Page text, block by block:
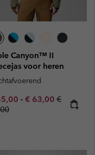
Canyon™ II
voor heren
sale price:
- Maximum sale
€ 63,00 Regular
€